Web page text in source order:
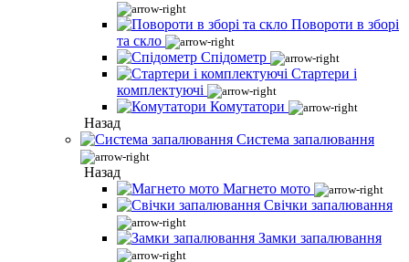
Повороти в зборі
та скло
Спідометр
Стартери і
комплектуючі
Комутатори
Назад
Система запалювання
Назад
Магнето мото
Свічки запалювання
Замки запалювання